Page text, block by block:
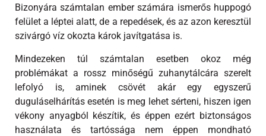
Bizonyára számtalan ember számára ismerős huppogó
felület a léptei alatt, de a repedések, és az azon keresztül
szivárgó víz okozta károk javítgatása is.
Mindezeken túl számtalan esetben okoz még
problémákat a rossz minőségű zuhanytálcára szerelt
lefolyó is, aminek csövét akár egy egyszerű
duguláselhárítás esetén is meg lehet sérteni, hiszen igen
vékony anyagból készítik, és éppen ezért biztonságos
használata és tartóssága nem éppen mondható